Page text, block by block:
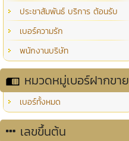
ประชาสัมพันธ์ บริการ ต้อนรับ
เบอร์ความรัก
พนักงานบริษัท
หมวดหมู่เบอร์ฝากขาย
เบอร์ทั้งหมด
เลขขึ้นต้น